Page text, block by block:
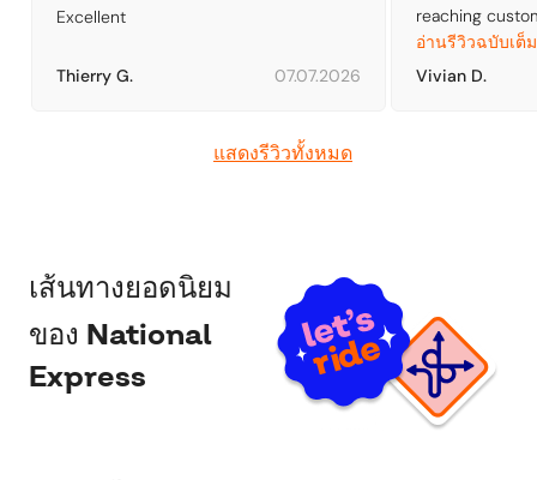
Excellent
Thierry G. 07.07.2026
reaching
challenge. We
was only able
อ่านรีวิวฉบับเต็ม
Vivian D.
แสดงรีวิวทั้งหมด
เส้นทางยอดนิยม
ของ National
Express